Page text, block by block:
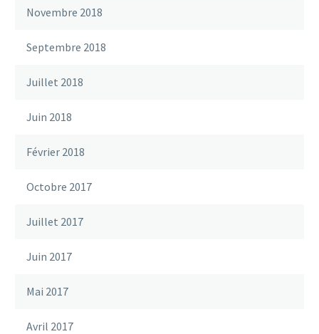
Novembre 2018
Septembre 2018
Juillet 2018
Juin 2018
Février 2018
Octobre 2017
Juillet 2017
Juin 2017
Mai 2017
Avril 2017